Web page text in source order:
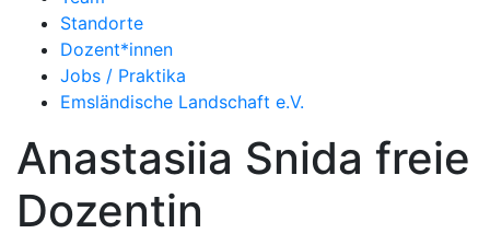
Standorte
Dozent*innen
Jobs / Praktika
Emsländische Landschaft e.V.
Anastasiia Snida freie
Dozentin